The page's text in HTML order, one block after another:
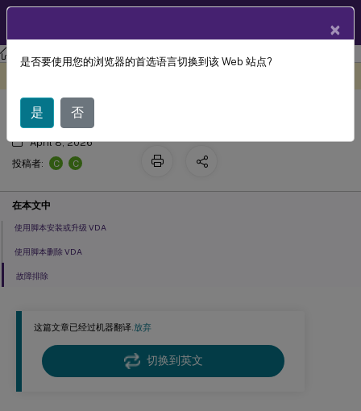
Citrix Virtual Apps and Desktops7 2511
这篇文章已经过机器翻译.放弃
切换到英文
使用脚本安装 VDA
April 8, 2026
投稿者:
C C
在本文中
使用脚本安装或升级 VDA
使用脚本删除 VDA
故障排除
×
是否要使用您的浏览器的首选语言切换到该 Web 站点?
是 否